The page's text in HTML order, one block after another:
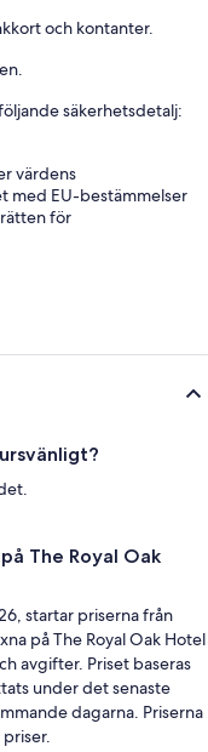
och kontanter.
säkerhetsdetalj:
värdens
med EU-bestämmelser
för
The Royal Oak
startar priserna från
på The Royal Oak Hotel
avgifter. Priset baseras
under det senaste
dagarna. Priserna